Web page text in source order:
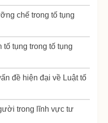
chế trong tố tụng
tụng trong tố tụng
đề hiện đại về Luật tố
trong lĩnh vực tư